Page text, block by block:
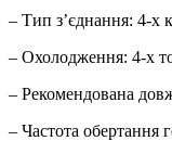
– Тип з’єднання: 4-х
– Охолодження: 4-х
– Рекомендована
– Частота обертання